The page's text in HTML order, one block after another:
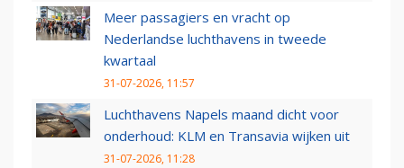
Meer passagiers en vracht op
Nederlandse luchthavens in tweede
kwartaal
31-07-2026, 11:57
Luchthavens Napels maand dicht voor
onderhoud: KLM en Transavia wijken uit
31-07-2026, 11:28